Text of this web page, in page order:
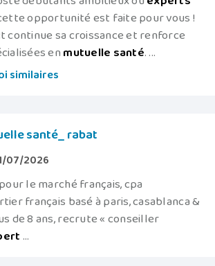
opportunité est faite pour vous !
continue sa croissance et renforce
enmutuelle santé. ...
similaires
santé_ rabat
07/2026
le marché français, cpa
français basé à paris, casablanca &
de 8 ans, recrute « conseiller
...